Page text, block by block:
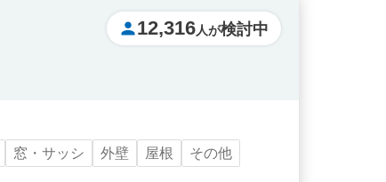
12,316人が検討中
窓・サッシ 外壁 屋根
その他